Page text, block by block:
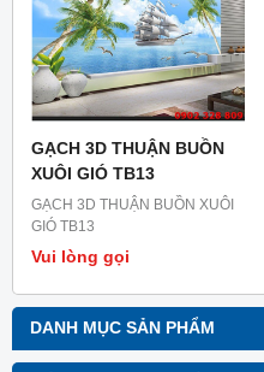
DANH MỤC SẢN PHẨM
GẠCH 3D THUẬN BUỒN
XUÔI GIÓ TB13
GẠCH 3D THUẬN BUỒN XUÔI
GIÓ TB13
Vui lòng gọi